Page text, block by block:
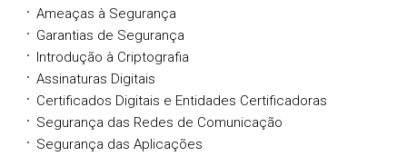
Ameaças à Segurança
Garantias de Segurança
Introdução à Criptografia
Assinaturas Digitais
Certificados Digitais e Entidades Certificadoras
Segurança das Redes de Comunicação
Segurança das Aplicações